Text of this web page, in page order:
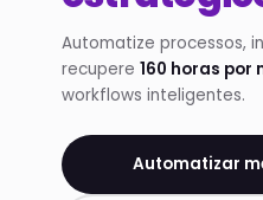
Automatize processos,
recupere 160 horas por
workflows inteligentes.
Automatizar